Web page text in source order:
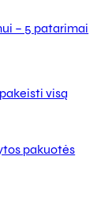
– 5 patarimai
visą
pakuotės